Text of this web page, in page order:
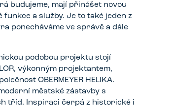
budujeme, mají přinášet novou
a služby. Je to také jeden z
ponecháváme ve správě a dále
podobou projektu stojí
výkonným projektantem,
OBERMEYER HELIKA.
městské zástavby s
tříd. Inspiraci čerpá z historické i